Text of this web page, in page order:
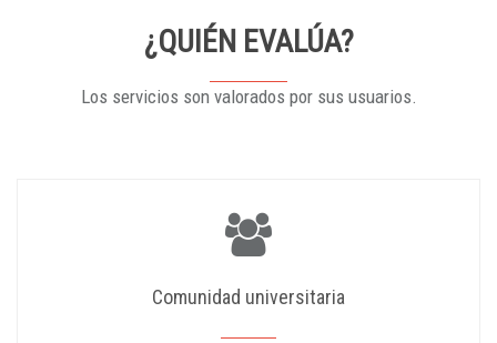
¿QUIÉN EVALÚA?
Los servicios son valorados por sus usuarios.
Comunidad universitaria